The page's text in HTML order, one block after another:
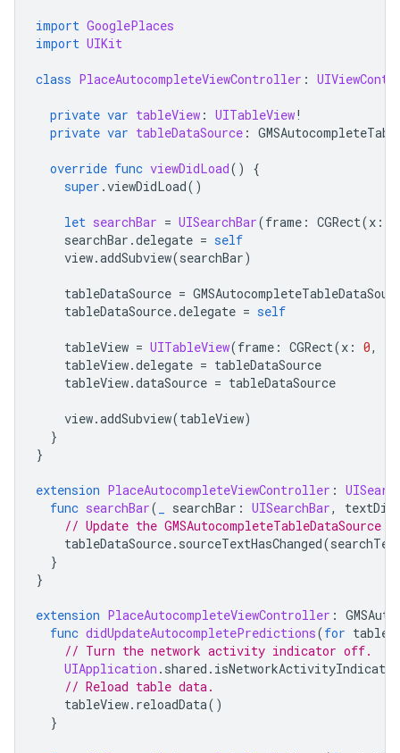
import GooglePlaces
import UIKit
class PlaceAutocompleteViewController :
private var tableView : UITableView!
private var tableDataSource :
override func viewDidLoad()
{
super .viewDidLoad()
let searchBar = UISearchBar(frame : CGRect(x :
searchBar .delegate = self
view.addSubview(searchBar)
tableDataSource =
tableDataSource.delegate = self
tableView = UITableView(frame : CGRect(x : 0,
tableView.delegate = tableDataSource
tableView.dataSource = tableDataSource
view.addSubview(tableView)
}
}
extension PlaceAutocompleteViewController :
func searchBar( searchBar : UISearchBar,
// Update the
tableDataSource. sourceTextHasChanged(
}
}
extension PlaceAutocompleteViewController :
func didUpdateAutocompletePredictions(for
// Turn the network activity indicator off.
UIApplication . shared .
// Reload table data.
tableView. reloadData()
}